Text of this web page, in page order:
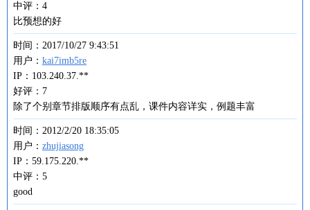
中评：4
比预想的好
时间：2017/10/27 9:43:51
用户： kai7imb5re
IP：103.240.37.**
好评：7
除了个别章节排版顺序有点乱，课件内容详实，例题丰富
时间：2012/2/20 18:35:05
用户： zhujiasong
IP：59.175.220.**
中评：5
good